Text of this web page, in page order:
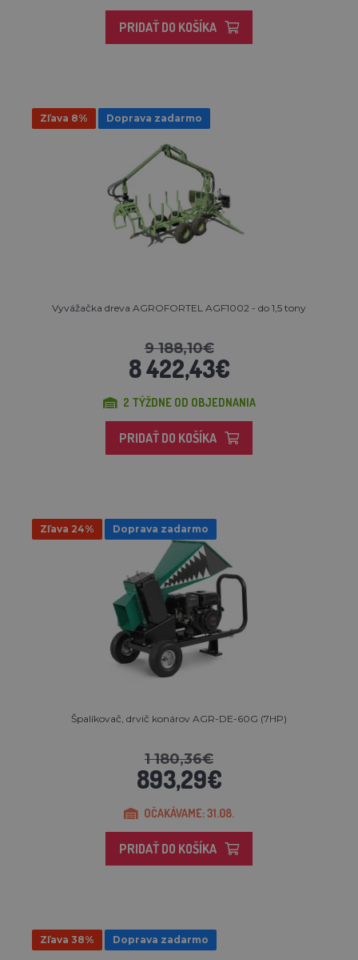
PRIDAŤ DO KOŠÍKA
Zľava 8% Doprava zadarmo
Vyvážačka dreva AGROFORTEL AGF1002 - do 1,5 tony
9 188,10€
8 422,43€
2 TÝŽDNE OD OBJEDNANIA
PRIDAŤ DO KOŠÍKA
Zľava 24% Doprava zadarmo
Špalíkovač, drvič konárov AGR-DE-60G (7HP)
1 180,36€
893,29€
OČAKÁVAME: 31.08.
PRIDAŤ DO KOŠÍKA
Zľava 38% Doprava zadarmo